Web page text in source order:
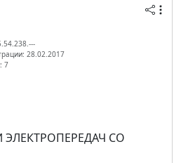
28.02.2017
7
ЭЛЕКТРОПЕРЕДАЧ СО